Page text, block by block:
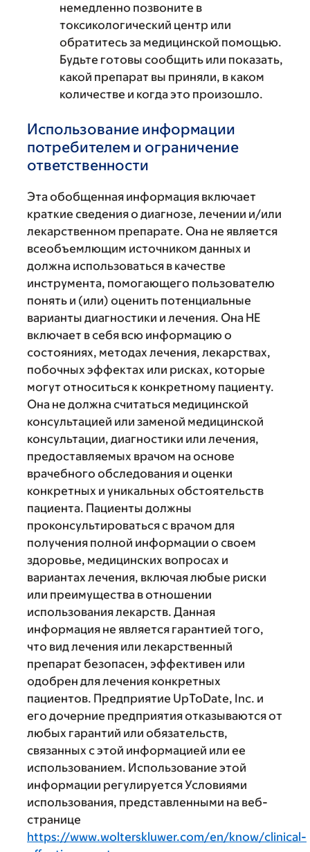
немедленно позвоните в
токсикологический центр или
обратитесь за медицинской помощью.
Будьте готовы сообщить или показать,
какой препарат вы приняли, в каком
количестве и когда это произошло.
Использование информации
потребителем и ограничение
ответственности
Эта обобщенная информация включает
краткие сведения о диагнозе, лечении и/или
лекарственном препарате. Она не является
всеобъемлющим источником данных и
должна использоваться в качестве
инструмента, помогающего пользователю
понять и (или) оценить потенциальные
варианты диагностики и лечения. Она НЕ
включает в себя всю информацию о
состояниях, методах лечения, лекарствах,
побочных эффектах или рисках, которые
могут относиться к конкретному пациенту.
Она не должна считаться медицинской
консультацией или заменой медицинской
консультации, диагностики или лечения,
предоставляемых врачом на основе
врачебного обследования и оценки
конкретных и уникальных обстоятельств
пациента. Пациенты должны
проконсультироваться с врачом для
получения полной информации о своем
здоровье, медицинских вопросах и
вариантах лечения, включая любые риски
или преимущества в отношении
использования лекарств. Данная
информация не является гарантией того,
что вид лечения или лекарственный
препарат безопасен, эффективен или
одобрен для лечения конкретных
пациентов. Предприятие UpToDate, Inc. и
его дочерние предприятия отказываются от
любых гарантий или обязательств,
связанных с этой информацией или ее
использованием. Использование этой
информации регулируется Условиями
использования, представленными на веб-
странице
https://www.wolterskluwer.com/en/know/clinical-